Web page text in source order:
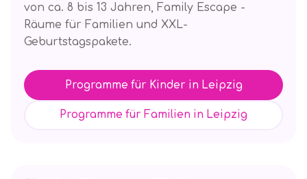
von ca. 8 bis 13 Jahren, Family Escape -
Räume für Familien und XXL-
Geburtstagspakete.
Programme für Kinder in Leipzig
Programme für Familien in Leipzig